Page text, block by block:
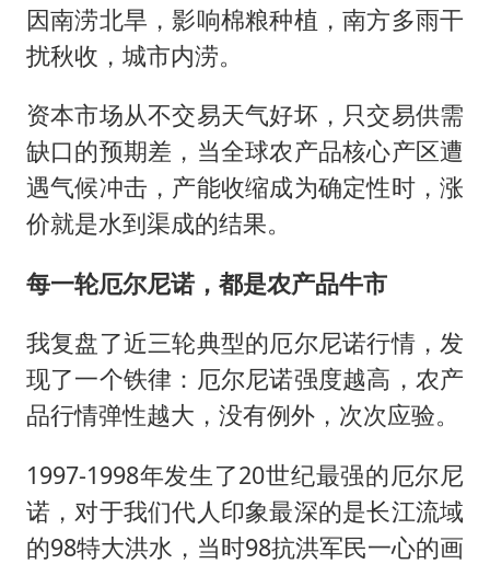
因南涝北旱，影响棉粮种植，南方多雨干
扰秋收，城市内涝。
资本市场从不交易天气好坏，只交易供需
缺口的预期差，当全球农产品核心产区遭
遇气候冲击，产能收缩成为确定性时，涨
价就是水到渠成的结果。
每一轮厄尔尼诺，都是农产品牛市
我复盘了近三轮典型的厄尔尼诺行情，发
现了一个铁律：厄尔尼诺强度越高，农产
品行情弹性越大，没有例外，次次应验。
1997-1998年发生了20世纪最强的厄尔尼
诺，对于我们代人印象最深的是长江流域
的98特大洪水，当时98抗洪军民一心的画